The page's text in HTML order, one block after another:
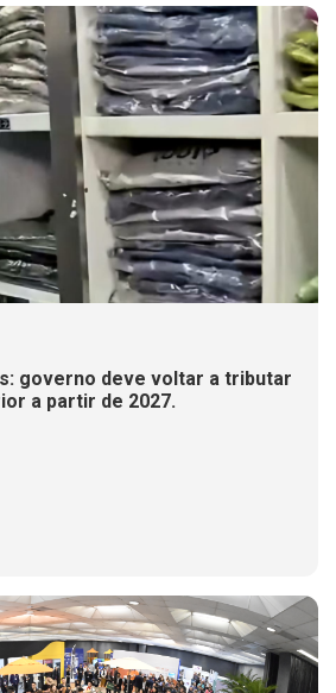
governo deve voltar a tributar
a partir de 2027.